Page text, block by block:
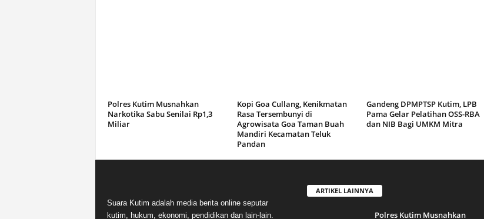
Polres Kutim Musnahkan
Narkotika Sabu Senilai Rp1,3
Miliar
Kopi Goa Cullang, Kenikmatan
Rasa Tersembunyi di
Agrowisata Goa Taman Buah
Mandiri Kecamatan Teluk
Pandan
Gandeng DPMPTSP Kutim, LPB
Pama Gelar Pelatihan OSS-RBA
dan NIB Bagi UMKM Mitra
Suara Kutim adalah media berita online seputar
kutim, hukum, ekonomi, pendidikan dan lain-lain.
ARTIKEL LAINNYA
Polres Kutim Musnahkan